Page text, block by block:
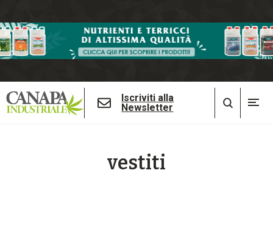
Iscriviti alla
Newsletter
vestiti